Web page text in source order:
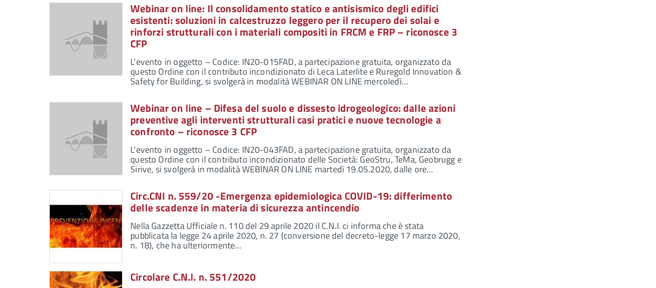
Webinar on line: Il consolidamento statico e antisismico degli edifici
esistenti: soluzioni in calcestruzzo leggero per il recupero dei solai e
rinforzi strutturali con i materiali compositi in FRCM e FRP – riconosce 3
CFP
L’evento in oggetto – Codice: IN20-015FAD, a partecipazione gratuita, organizzato da
questo Ordine con il contributo incondizionato di Leca Laterlite e Ruregold Innovation &
Safety for Building, si svolgerà in modalità WEBINAR ON LINE mercoledì…
Webinar on line – Difesa del suolo e dissesto idrogeologico: dalle azioni
preventive agli interventi strutturali casi pratici e nuove tecnologie a
confronto – riconosce 3 CFP
L’evento in oggetto – Codice: IN20-043FAD, a partecipazione gratuita, organizzato da
questo Ordine con il contributo incondizionato delle Società: GeoStru, TeMa, Geobrugg e
Sirive, si svolgerà in modalità WEBINAR ON LINE martedì 19.05.2020, dalle ore…
Circ.CNI n. 559/20 -Emergenza epidemiologica COVID-19: differimento
delle scadenze in materia di sicurezza antincendio
Nella Gazzetta Ufficiale n. 110 del 29 aprile 2020 il C.N.I. ci informa che è stata
pubblicata la legge 24 aprile 2020, n. 27 (conversione del decreto-legge 17 marzo 2020,
n. 18), che ha ulteriormente…
Circolare C.N.I. n. 551/2020